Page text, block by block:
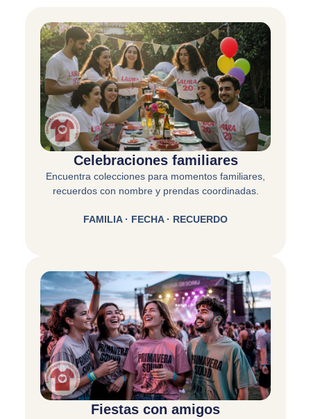
Celebraciones familiares
Encuentra colecciones para momentos familiares,
recuerdos con nombre y prendas coordinadas.
FAMILIA · FECHA · RECUERDO
Fiestas con amigos